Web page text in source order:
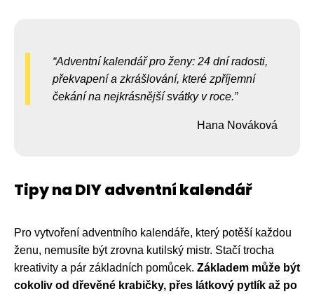
Adventní kalendář pro ženy: 24 dní radosti,
překvapení a zkrášlování, které zpříjemní
čekání na nejkrásnější svátky v roce.
Hana Nováková
Tipy na DIY adventní kalendář
Pro vytvoření adventního kalendáře, který potěší každou
ženu, nemusíte být zrovna kutilský mistr. Stačí trocha
kreativity a pár základních pomůcek. Základem může být
cokoliv od dřevěné krabičky, přes látkový pytlík až po